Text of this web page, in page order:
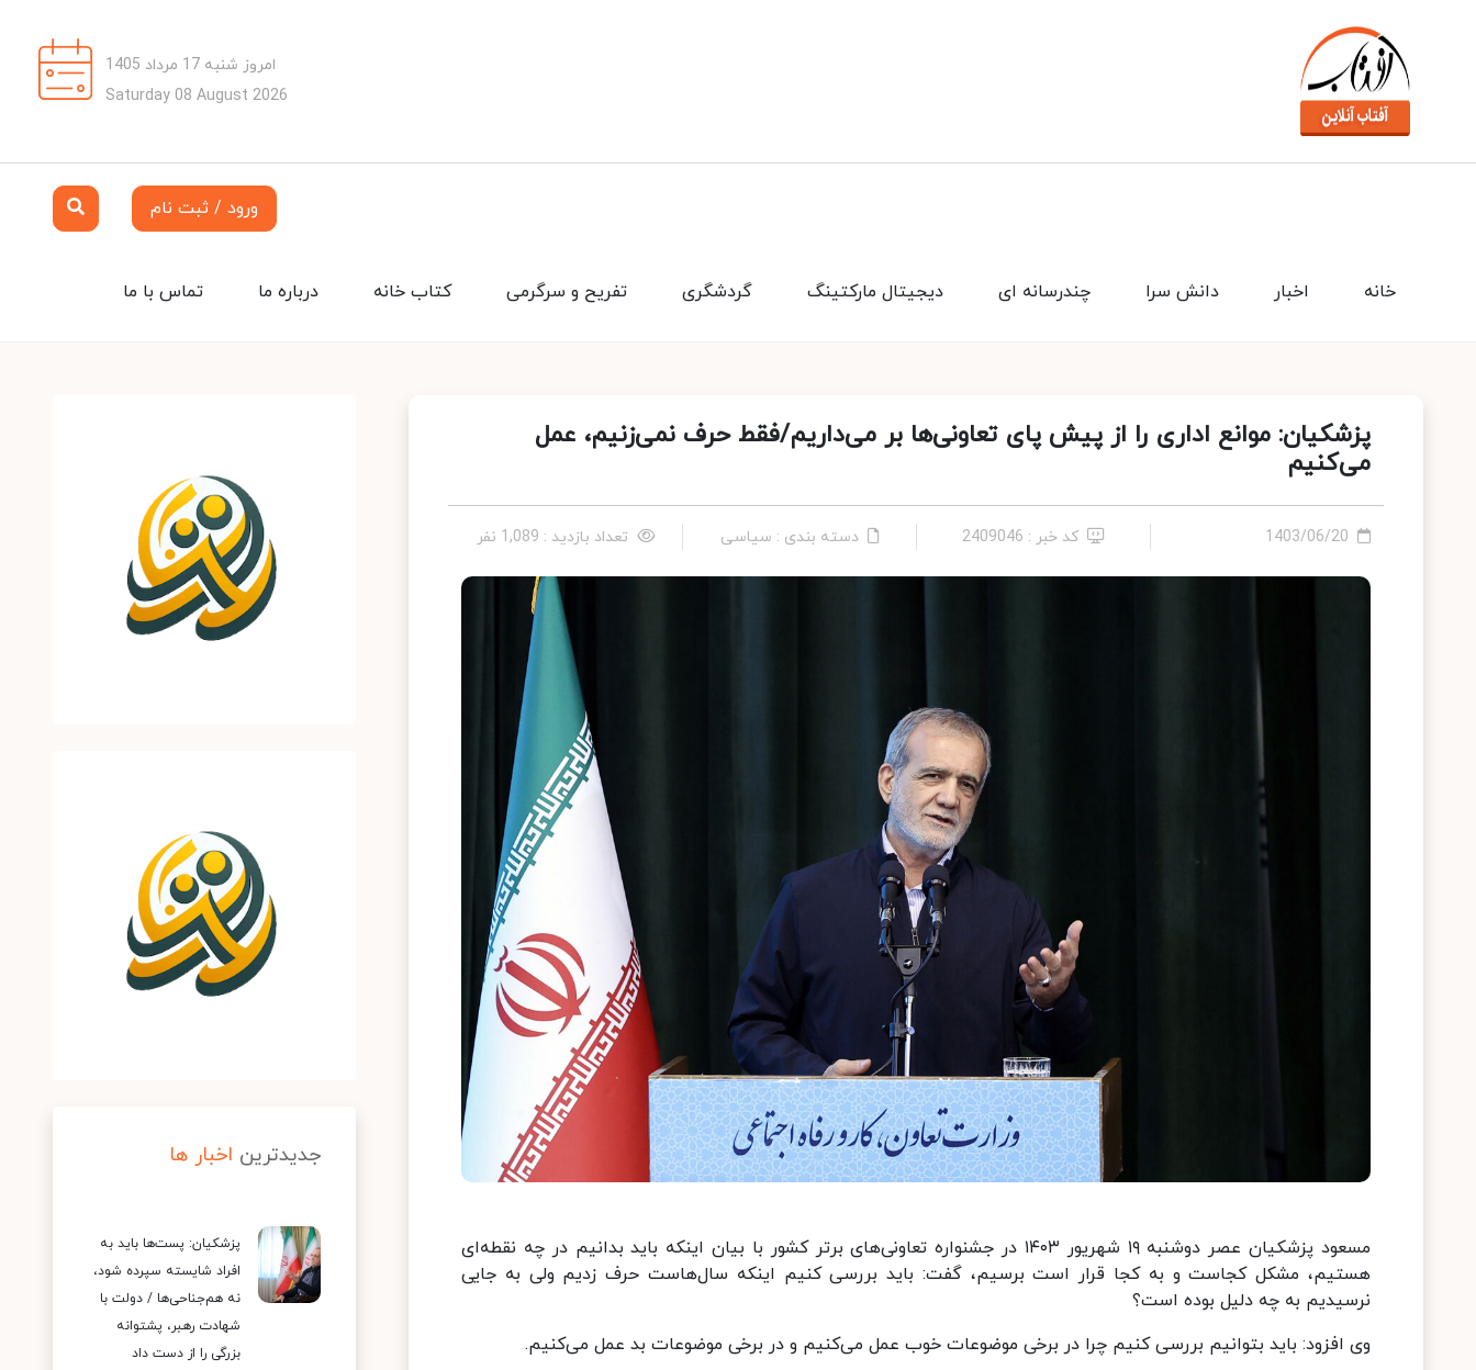
امروز شنبه 17 مرداد 1405
Saturday 08 August 2026
ورود / ثبت نام
تماس با ما درباره ما کتاب خانه تفریح و سرگرمی گردشگری دیجیتال مارکتینگ چندرسانه ای دانش سرا اخبار خانه
پزشکیان: موانع اداری را از پیش پای تعاونی‌ها بر می‌داریم/فقط حرف نمی‌زنیم، عمل
می‌کنیم
1403/06/20 کد خبر : 2409046 دسته بندی : سیاسی تعداد بازدید : 1,089 نفر
مسعود پزشکیان عصر دوشنبه ۱۹ شهریور ۱۴۰۳ در جشنواره تعاونی‌های برتر کشور با بیان اینکه باید بدانیم در چه نقطه‌ای
هستیم، مشکل کجاست و به کجا قرار است برسیم، گفت: باید بررسی کنیم اینکه سال‌هاست حرف زدیم ولی به جایی
نرسیدیم به چه دلیل بوده است؟
وی افزود: باید بتوانیم بررسی کنیم چرا در برخی موضوعات خوب عمل می‌کنیم و در برخی موضوعات بد عمل می‌کنیم.
جدیدترین اخبار ها
پزشکیان: پست‌ها باید به
افراد شایسته سپرده شود،
نه هم‌جناحی‌ها / دولت با
شهادت رهبر، پشتوانه
بزرگی را از دست داد